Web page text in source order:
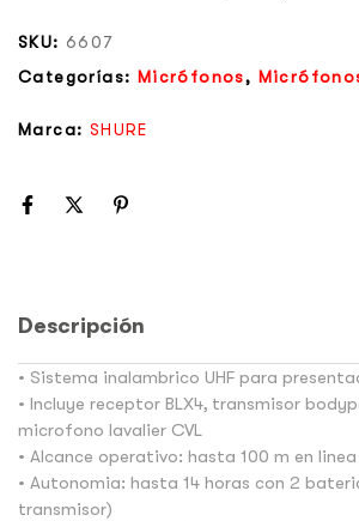
SKU: 6607
Categorías: Micrófonos,
Marca: SHURE
Descripción
• Sistema inalambrico UHF para
• Incluye receptor BLX4, transmisor
microfono lavalier CVL
• Alcance operativo: hasta 100 m en
• Autonomia: hasta 14 horas con 2
transmisor)